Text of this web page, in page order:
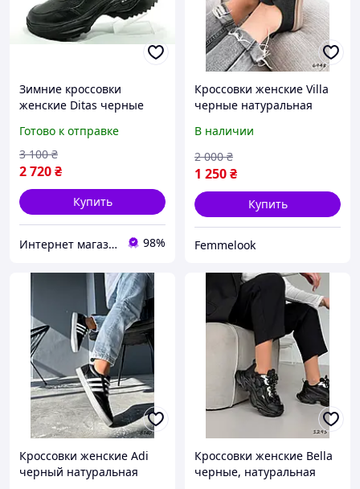
Зимние кроссовки
женские Ditas черные
Готово к отправке
2 720₴
3 100 ₴
Купить
Интернет магазин спортивной обуви Shoes-Factory 98%
Кроссовки женские Villa
черные натуральная
В наличии
1 250₴
2 000 ₴
Купить
Femmelook
Кроссовки женские Adi
черный натуральная
Кроссовки женские Bella
черные, натуральная